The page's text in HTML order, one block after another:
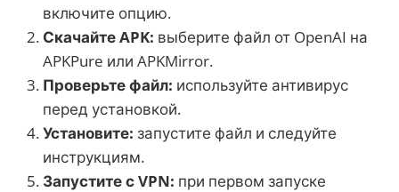
включите опцию.
Скачайте APK: выберите файл от OpenAI на
APKPure или APKMirror.
Проверьте файл: используйте антивирус
перед установкой.
Установите: запустите файл и следуйте
инструкциям.
Запустите с VPN: при первом запуске